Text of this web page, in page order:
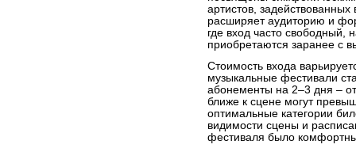
артистов, задействованных
расширяет аудиторию и
где вход часто свободный,
приобретаются заранее с
Стоимость входа
музыкальные фестивали
абонементы на 2–3 дня –
ближе к сцене могут
оптимальные категории
видимости сцены и
фестиваля было